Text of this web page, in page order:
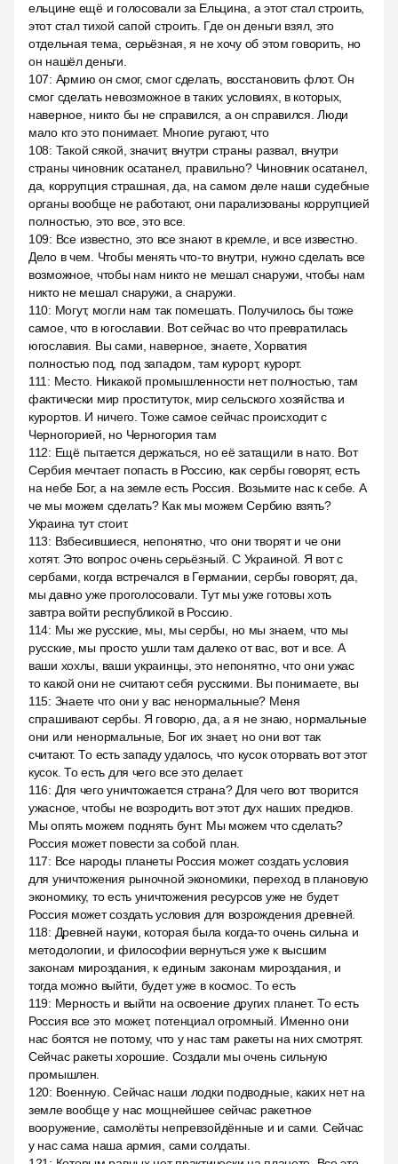
ельцине ещё и голосовали за Ельцина, а этот стал строить,
этот стал тихой сапой строить. Где он деньги взял, это
отдельная тема, серьёзная, я не хочу об этом говорить, но
он нашёл деньги.
107: Армию он смог, смог сделать, восстановить флот. Он
смог сделать невозможное в таких условиях, в которых,
наверное, никто бы не справился, а он справился. Люди
мало кто это понимает. Многие ругают, что
108: Такой сякой, значит, внутри страны развал, внутри
страны чиновник осатанел, правильно? Чиновник осатанел,
да, коррупция страшная, да, на самом деле наши судебные
органы вообще не работают, они парализованы коррупцией
полностью, это все, это все.
109: Все известно, это все знают в кремле, и все известно.
Дело в чем. Чтобы менять что-то внутри, нужно сделать все
возможное, чтобы нам никто не мешал снаружи, чтобы нам
никто не мешал снаружи, а снаружи.
110: Могут, могли нам так помешать. Получилось бы тоже
самое, что в югославии. Вот сейчас во что превратилась
югославия. Вы сами, наверное, знаете, Хорватия
полностью под, под западом, там курорт, курорт.
111 : Место. Никакой промышленности нет полностью, там
фактически мир проституток, мир сельского хозяйства и
курортов. И ничего. Тоже самое сейчас происходит с
Черногорией, но Черногория там
112: Ещё пытается держаться, но её затащили в нато. Вот
Сербия мечтает попасть в Россию, как сербы говорят, есть
на небе Бог, а на земле есть Россия. Возьмите нас к себе. А
че мы можем сделать? Как мы можем Сербию взять?
Украина тут стоит.
113: Взбесившиеся, непонятно, что они творят и че они
хотят. Это вопрос очень серьёзный. С Украиной. Я вот с
сербами, когда встречался в Германии, сербы говорят, да,
мы давно уже проголосовали. Тут мы уже готовы хоть
завтра войти республикой в Россию.
114: Мы же русские, мы, мы сербы, но мы знаем, что мы
русские, мы просто ушли там далеко от вас, вот и все. А
ваши хохлы, ваши украинцы, это непонятно, что они ужас
то какой они не считают себя русскими. Вы понимаете, вы
115: Знаете что они у вас ненормальные? Меня
спрашивают сербы. Я говорю, да, а я не знаю, нормальные
они или ненормальные, Бог их знает, но они вот так
считают. То есть западу удалось, что кусок оторвать вот этот
кусок. То есть для чего все это делает.
116: Для чего уничтожается страна? Для чего вот творится
ужасное, чтобы не возродить вот этот дух наших предков.
Мы опять можем поднять бунт. Мы можем что сделать?
Россия может повести за собой план.
117: Все народы планеты Россия может создать условия
для уничтожения рыночной экономики, переход в плановую
экономику, то есть уничтожения ресурсов уже не будет
Россия может создать условия для возрождения древней.
118: Древней науки, которая была когда-то очень сильна и
методологии, и философии вернуться уже к высшим
законам мироздания, к единым законам мироздания, и
тогда можно выйти, будет уже в космос. То есть
119: Мерность и выйти на освоение других планет. То есть
Россия все это может, потенциал огромный. Именно они
нас боятся не потому, что у нас там ракеты на них смотрят.
Сейчас ракеты хорошие. Создали мы очень сильную
промышлен.
120: Военную. Сейчас наши лодки подводные, каких нет на
земле вообще у нас мощнейшее сейчас ракетное
вооружение, самолёты непревзойдённые и и сами. Сейчас
у нас сама наша армия, сами солдаты.